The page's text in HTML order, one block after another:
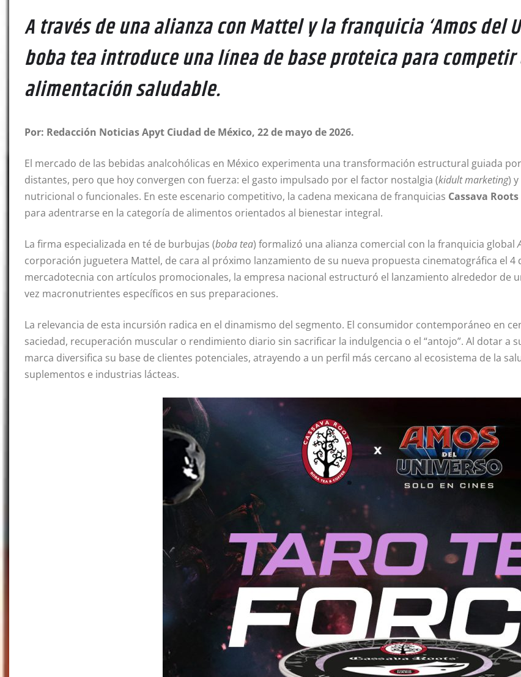
A través de una alianza con Mattel y la franquicia ‘Amos del
boba tea introduce una línea de base proteica para
alimentación saludable.
Por: Redacción Noticias Apyt Ciudad de México, 22 de mayo de 2026.
El mercado de las bebidas analcohólicas en México experimenta una transformación estructural guiada
distantes, pero que hoy convergen con fuerza: el gasto impulsado por el factor nostalgia (kidult marketing)
nutricional o funcionales. En este escenario competitivo, la cadena mexicana de franquicias Cassava Roots
para adentrarse en la categoría de alimentos orientados al bienestar integral.
La firma especializada en té de burbujas (boba tea) formalizó una alianza comercial con la franquicia global
corporación juguetera Mattel, de cara al próximo lanzamiento de su nueva propuesta cinematográfica el
mercadotecnia con artículos promocionales, la empresa nacional estructuró el lanzamiento alrededor
vez macronutrientes específicos en sus preparaciones.
La relevancia de esta incursión radica en el dinamismo del segmento. El consumidor contemporáneo en
saciedad, recuperación muscular o rendimiento diario sin sacrificar la indulgencia o el “antojo”. Al dotar a
marca diversifica su base de clientes potenciales, atrayendo a un perfil más cercano al ecosistema de la
suplementos e industrias lácteas.